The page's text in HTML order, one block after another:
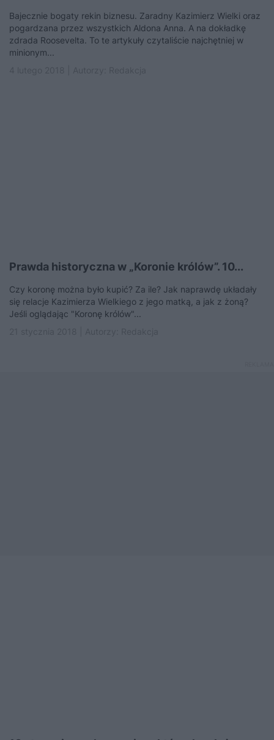
Bajecznie bogaty rekin biznesu. Zaradny Kazimierz Wielki oraz
pogardzana przez wszystkich Aldona Anna. A na dokładkę
zdrada Roosevelta. To te artykuły czytaliście najchętniej w
minionym...
Prawda historyczna w „Koronie królów”. 10...
Czy koronę można było kupić? Za ile? Jak naprawdę układały
się relacje Kazimierza Wielkiego z jego matką, a jak z żoną?
Jeśli oglądając "Koronę królów"...